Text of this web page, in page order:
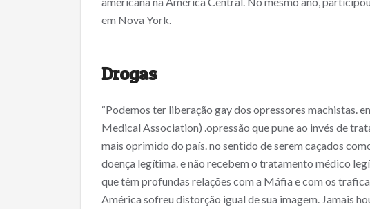
em Nova York.
Drogas
“Podemos ter liberação gay dos opressores machistas.
Medical Association) .opressão que pune ao invés de
mais oprimido do país. no sentido de serem caçados
doença legítima. e não recebem o tratamento médico
que têm profundas relações com a Máfia e com os
América sofreu distorção igual de sua imagem. Jamais